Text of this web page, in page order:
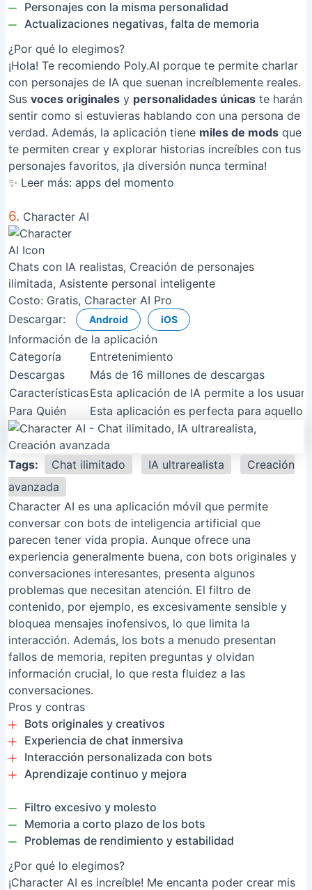
Personajes con la misma personalidad
Actualizaciones negativas, falta de memoria
¿Por qué lo elegimos?
¡Hola! Te recomiendo Poly.AI porque te permite charlar
con personajes de IA que suenan increíblemente reales.
Sus voces originales y personalidades únicas te harán
sentir como si estuvieras hablando con una persona de
verdad. Además, la aplicación tiene miles de mods que
te permiten crear y explorar historias increíbles con tus
personajes favoritos, ¡la diversión nunca termina!
✨ Leer más: apps del momento
6. Character AI
Chats con IA realistas, Creación de personajes
ilimitada, Asistente personal inteligente
Costo: Gratis, Character AI Pro
Descargar:
Android iOS
Información de la aplicación
Categoría
Entretenimiento
Descargas
Más de 16 millones de descargas
CaracterísticasEsta aplicación de IA permite a los
Para Quién
Esta aplicación es perfecta para
Tags: Chat ilimitado IA ultrarealista
Creación
avanzada
Character AI es una aplicación móvil que permite
conversar con bots de inteligencia artificial que
parecen tener vida propia. Aunque ofrece una
experiencia generalmente buena, con bots originales y
conversaciones interesantes, presenta algunos
problemas que necesitan atención. El filtro de
contenido, por ejemplo, es excesivamente sensible y
bloquea mensajes inofensivos, lo que limita la
interacción. Además, los bots a menudo presentan
fallos de memoria, repiten preguntas y olvidan
información crucial, lo que resta fluidez a las
conversaciones.
Pros y contras
Bots originales y creativos
Experiencia de chat inmersiva
Interacción personalizada con bots
Aprendizaje continuo y mejora
Filtro excesivo y molesto
Memoria a corto plazo de los bots
Problemas de rendimiento y estabilidad
¿Por qué lo elegimos?
¡Character AI es increíble! Me encanta poder crear mis